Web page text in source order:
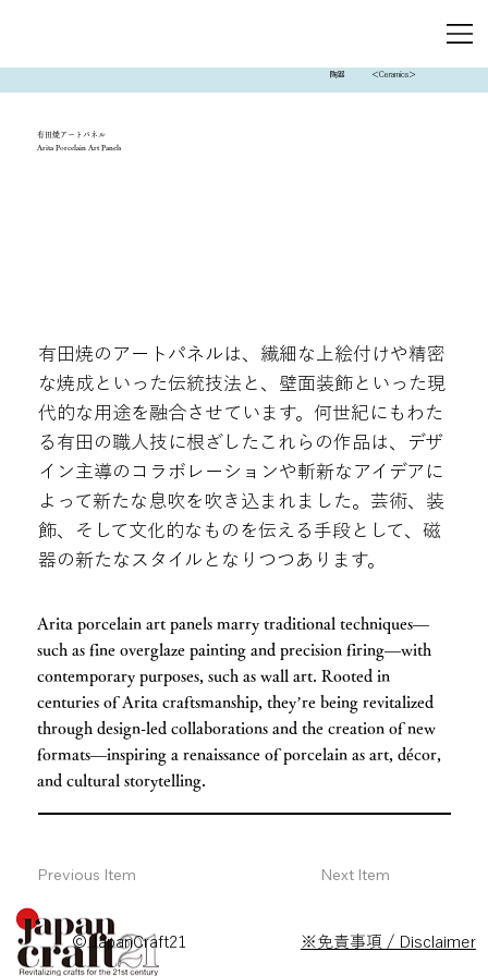
陶器 ＜Ceramics＞
有田焼アートパネル
Arita Porcelain Art Panels
有田焼のアートパネルは、繊細な上絵付けや精密
な焼成といった伝統技法と、壁面装飾といった現
代的な用途を融合させています。何世紀にもわた
る有田の職人技に根ざしたこれらの作品は、デザ
イン主導のコラボレーションや斬新なアイデアに
よって新たな息吹を吹き込まれました。芸術、装
飾、そして文化的なものを伝える手段として、磁
器の新たなスタイルとなりつつあります。
Arita porcelain art panels marry traditional techniques—
such as fine overglaze painting and precision firing—with
contemporary purposes, such as wall art. Rooted in
centuries of Arita craftsmanship, they’re being revitalized
through design-led collaborations and the creation of new
formats—inspiring a renaissance of porcelain as art, décor,
and cultural storytelling.
Previous Item Next Item
© JapanCraft21 ※免責事項 / Disclaimer